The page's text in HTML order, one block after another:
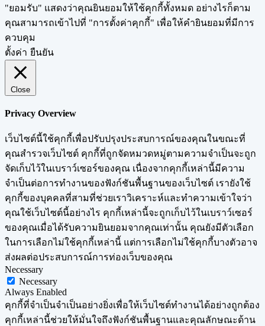
"ยอมรับ" แสดงว่าคุณยินยอมให้ใช้คุกกี้ทั้งหมด อย่างไรก็ตาม
คุณสามารถเข้าไปที่ "การตั้งค่าคุกกี้" เพื่อให้คำยินยอมที่มีการ
ควบคุม
ตั้งค่า ยืนยัน
Close
Privacy Overview
เว็บไซต์นี้ใช้คุกกี้เพื่อปรับปรุงประสบการณ์ของคุณในขณะที่
คุณสำรวจเว็บไซต์ คุกกี้ที่ถูกจัดหมวดหมู่ตามความจำเป็นจะถูก
จัดเก็บไว้ในเบราว์เซอร์ของคุณ เนื่องจากคุกกี้เหล่านี้มีความ
จำเป็นต่อการทำงานของฟังก์ชันพื้นฐานของเว็บไซต์ เรายังใช้
คุกกี้ของบุคคลที่สามที่ช่วยเราวิเคราะห์และทำความเข้าใจว่า
คุณใช้เว็บไซต์นี้อย่างไร คุกกี้เหล่านี้จะถูกเก็บไว้ในเบราว์เซอร์
ของคุณเมื่อได้รับความยินยอมจากคุณเท่านั้น คุณยังมีตัวเลือก
ในการเลือกไม่ใช้คุกกี้เหล่านี้ แต่การเลือกไม่ใช้คุกกี้บางตัวอาจ
ส่งผลต่อประสบการณ์การท่องเว็บของคุณ
Necessary
Necessary
Always Enabled
คุกกี้ที่จำเป็นจำเป็นอย่างยิ่งเพื่อให้เว็บไซต์ทำงานได้อย่างถูกต้อง
คุกกี้เหล่านี้ช่วยให้มั่นใจถึงฟังก์ชันพื้นฐานและคุณลักษณะด้าน